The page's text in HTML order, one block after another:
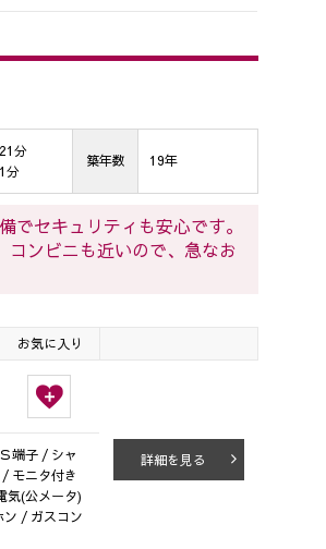
分
分
築年数 19年
セキュリティも安心です。
ンビニも近いので、急なお
お気に入り
詳細を見る
端子 / シャ
モニタ付き
気(公メータ)
/ ガスコン